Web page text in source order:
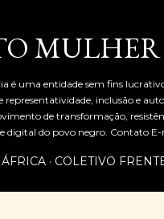
é uma entidade sem fins
representatividade, inclusão e
de transformação,
digital do povo negro. Contato
COLETIVO